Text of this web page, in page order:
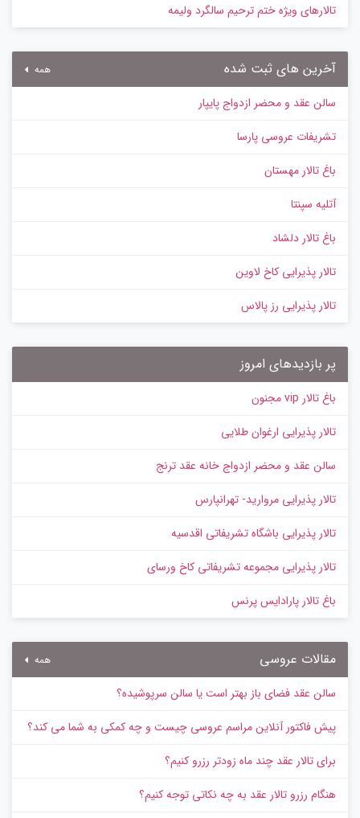
تالارهای ویژه ختم ترحیم سالگرد ولیمه
آخرین های ثبت شده همه
سالن عقد و محضر ازدواج پایپار
تشریفات عروسی پارسا
باغ تالار مهستان
آتلیه سپنتا
باغ تالار دلشاد
تالار پذیرایی کاخ لاوین
تالار پذیرایی رز پالاس
پر بازدیدهای امروز
باغ تالار vip مجنون
تالار پذیرایی ارغوان طلایی
سالن عقد و محضر ازدواج خانه عقد ترنج
تالار پذیرایی مروارید- تهرانپارس
تالار پذیرایی باشگاه تشریفاتی اقدسیه
تالار پذیرایی مجموعه تشریفاتی کاخ ورسای
باغ تالار پارادایس پرنس
مقالات عروسی همه
سالن عقد فضای باز بهتر است یا سالن سرپوشیده؟
پیش‌ فاکتور آنلاین مراسم عروسی چیست و چه کمکی به شما می کند؟
برای تالار عقد چند ماه زودتر رزرو کنیم؟
هنگام رزرو تالار عقد به چه نکاتی توجه کنیم؟